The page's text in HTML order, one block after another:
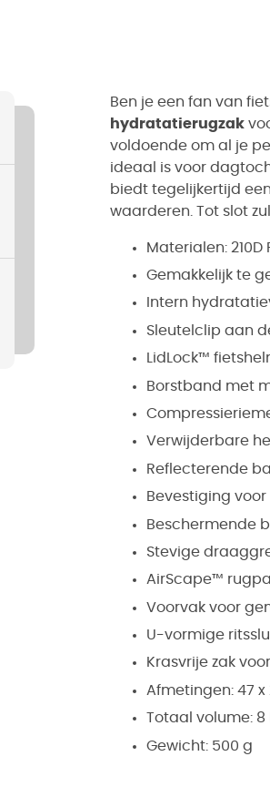
Ben je een fan van
hydratatierugzak
voldoende om al je
ideaal is voor
biedt tegelijkertijd
waarderen. Tot slot
Materialen:
Gemakkelijk te
Intern
Sleutelclip aan
LidLock™
Borstband met
Verwijderbare
Reflecterende
Bevestiging voor
Beschermende
Stevige
AirScape™
Voorvak voor
U-vormige
Krasvrije zak
Afmetingen: 47 x
Totaal volume: 8
Gewicht: 500 g